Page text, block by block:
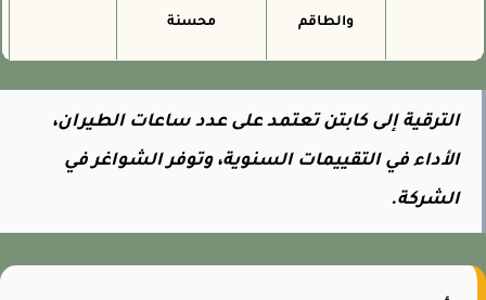
والطاقم محسنة
الترقية إلى كابتن تعتمد على عدد ساعات الطيران،
الأداء في التقييمات السنوية، وتوفر الشواغر في
الشركة.